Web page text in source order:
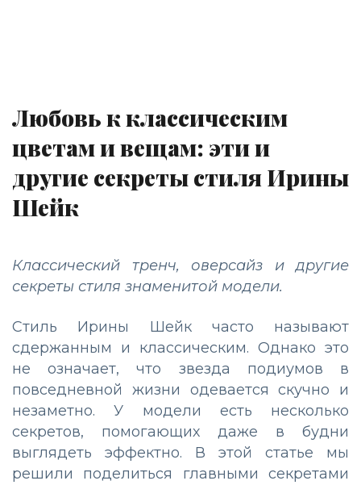
Любовь к классическим
цветам и вещам: эти и
другие секреты стиля Ирины
Шейк
Классический тренч, оверсайз и другие
секреты стиля знаменитой модели.
Стиль Ирины Шейк часто называют
сдержанным и классическим. Однако это
не означает, что звезда подиумов в
повседневной жизни одевается скучно и
незаметно. У модели есть несколько
секретов, помогающих даже в будни
выглядеть эффектно. В этой статье мы
решили поделиться главными секретами